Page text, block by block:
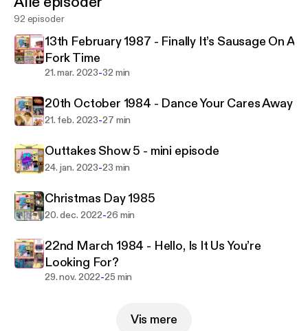
Every episode dedicated in memory of Carla's Mum
- our biggest fan xx
92 episoder
13th February 1987 - Finally It’s Sausage On A
Fork Time
21. mar. 2023-32 min
20th October 1984 - Dance Your Cares Away
21. feb. 2023-27 min
Outtakes Show 5 - mini episode
24. jan. 2023-23 min
Christmas Day 1985
20. dec. 2022-26 min
22nd March 1984 - Hello, Is It Us You’re
Looking For?
29. nov. 2022-25 min
Vis mere